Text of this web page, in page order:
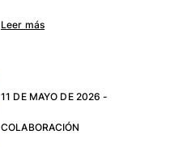
Leer más
11 DE MAYO DE 2026 -
COLABORACIÓN